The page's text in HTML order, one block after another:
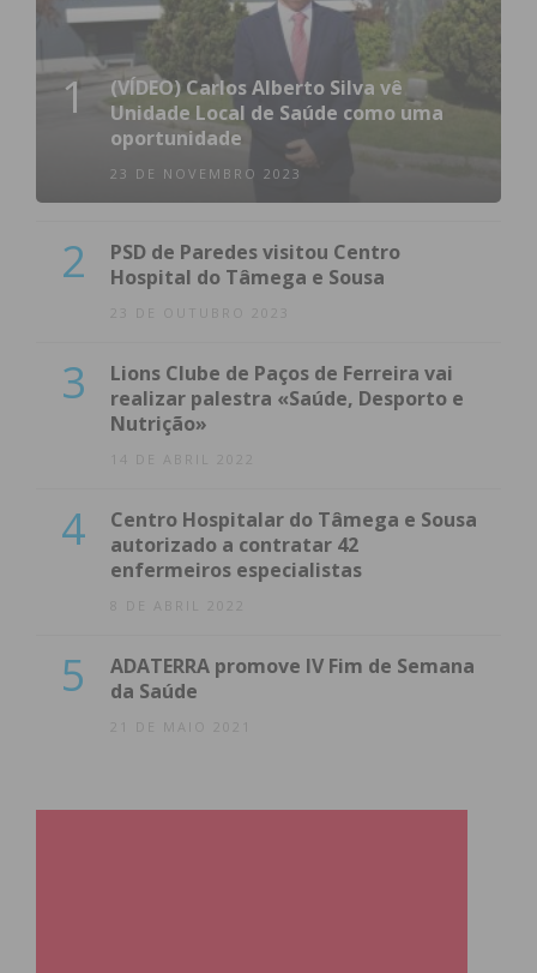
1
(VÍDEO) Carlos Alberto Silva vê
Unidade Local de Saúde como uma
oportunidade
23 DE NOVEMBRO 2023
2
PSD de Paredes visitou Centro
Hospital do Tâmega e Sousa
23 DE OUTUBRO 2023
3
Lions Clube de Paços de Ferreira vai
realizar palestra «Saúde, Desporto e
Nutrição»
14 DE ABRIL 2022
4
Centro Hospitalar do Tâmega e Sousa
autorizado a contratar 42
enfermeiros especialistas
8 DE ABRIL 2022
5
ADATERRA promove IV Fim de Semana
da Saúde
21 DE MAIO 2021